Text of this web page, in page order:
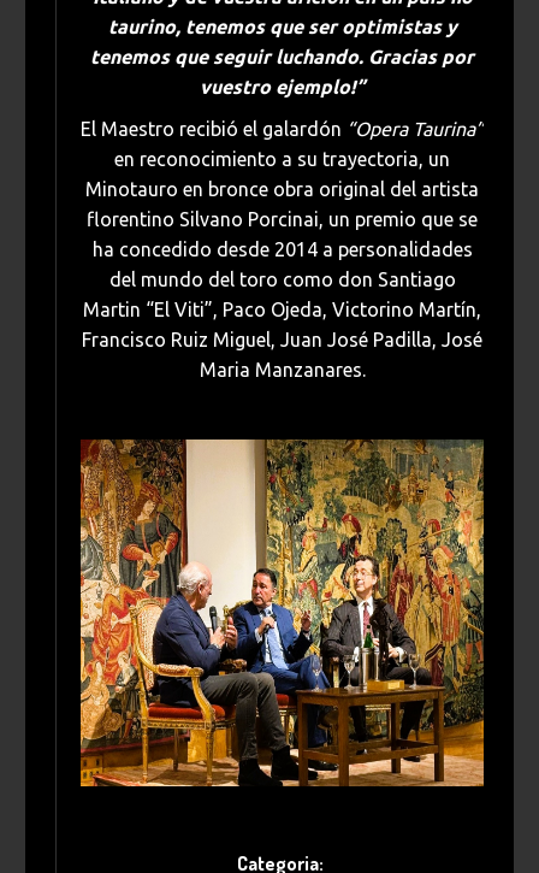
taurino, tenemos que ser optimistas y
tenemos que seguir luchando. Gracias por
vuestro ejemplo!”
El Maestro recibió el galardón “Opera Taurina”
en reconocimiento a su trayectoria, un
Minotauro en bronce obra original del artista
florentino Silvano Porcinai, un premio que se
ha concedido desde 2014 a personalidades
del mundo del toro como don Santiago
Martin “El Viti”, Paco Ojeda, Victorino Martín,
Francisco Ruiz Miguel, Juan José Padilla, José
Maria Manzanares.
Categoria: